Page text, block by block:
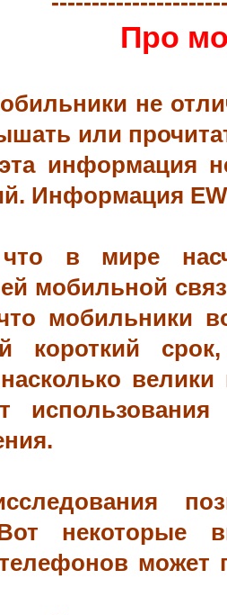
Про
не
или
информация
Информация
что в мире
мобильной
мобильники
короткий
использования
может